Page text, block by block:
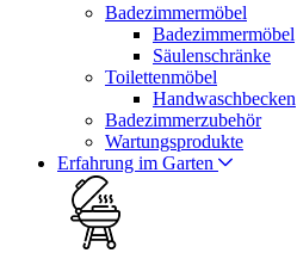
Badezimmermöbel
Badezimmermöbel
Säulenschränke
Toilettenmöbel
Handwaschbecken
Badezimmerzubehör
Wartungsprodukte
Erfahrung im Garten